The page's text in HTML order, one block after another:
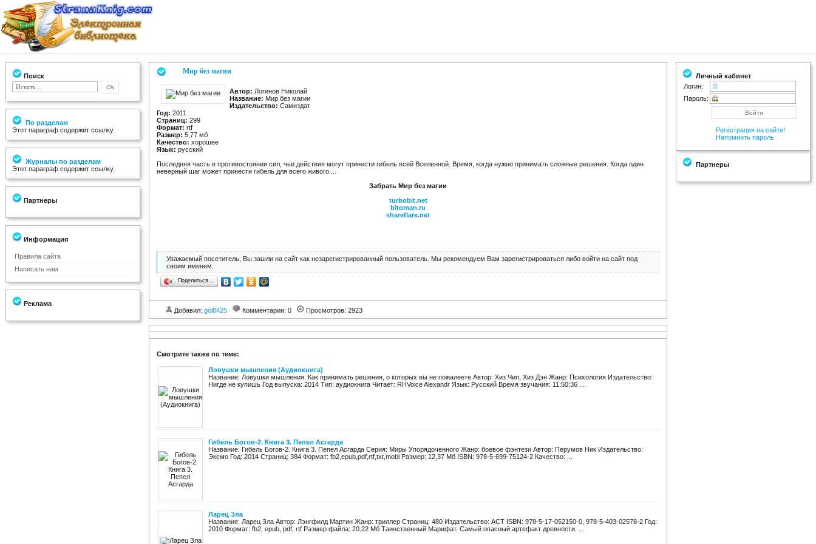
Поиск
По разделам
Этот параграф содержит ссылку.
Журналы по разделам
Этот параграф содержит ссылку.
Партнеры
Информация
Правила сайта
Написать нам
Реклама
Мир без магии
Автор: Логинов Николай
Название: Мир без магии
Издательство: Самиздат
Год: 2011
Страниц: 299
Формат: rtf
Размер: 5,77 мб
Качество: хорошее
Язык: русский
Последняя часть в противостоянии сил, чьи действия могут принести гибель всей Вселенной. Время, когда нужно принимать сложные решения. Когда один
неверный шаг может принести гибель для всего живого....
Забрать Мир без магии
turbobit.net
bitoman.ru
shareflare.net
Уважаемый посетитель, Вы зашли на сайт как незарегистрированный пользователь. Мы рекомендуем Вам зарегистрироваться либо войти на сайт под
своим именем.
Поделиться…
Добавил: gol8425 Комментарии: 0 Просмотров: 2923
Смотрите также по теме:
Ловушки мышления (Аудиокнига)
Название: Ловушки мышления. Как принимать решения, о которых вы не пожалеете Автор: Хиз Чип, Хиз Дэн Жанр: Психология Издательство:
Нигде не купишь Год выпуска: 2014 Тип: аудиокнига Читает: RHVoice Alexandr Язык: Русский Время звучания: 11:50:36 ...
Гибель Богов-2. Книга 3. Пепел Асгарда
Название: Гибель Богов-2. Книга 3. Пепел Асгарда Серия: Миры Упорядоченного Жанр: боевое фэнтези Автор: Перумов Ник Издательство:
Эксмо Год: 2014 Страниц: 384 Формат: fb2,epub,pdf,rtf,txt,mobi Размер: 12,37 Мб ISBN: 978-5-699-75124-2 Качество: ...
Ларец Зла
Название: Ларец Зла Автор: Лэнгфилд Мартин Жанр: триллер Страниц: 480 Издательство: ACT ISBN: 978-5-17-052150-0, 978-5-403-02578-2 Год:
2010 Формат: fb2, epub, pdf, rtf Размер файла: 20.22 Мб Таинственный Марифат. Самый опасный артефакт древности. ...
Личный кабинет
Логин:
Пароль:
Регистрация на сайте!
Напомнить пароль
Партнеры